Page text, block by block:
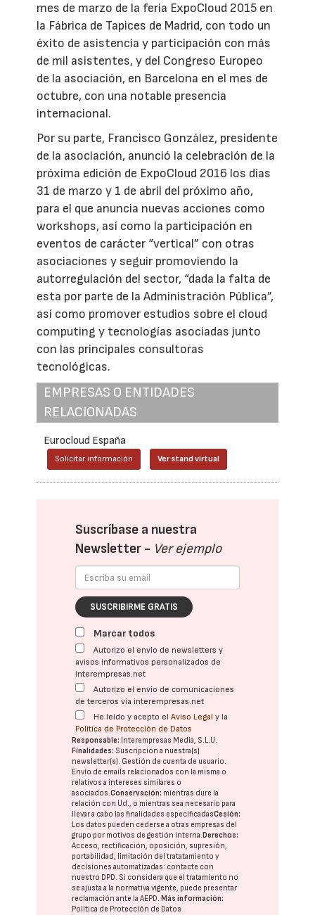
mes de marzo de la feria ExpoCloud 2015 en
la Fábrica de Tapices de Madrid, con todo un
éxito de asistencia y participación con más
de mil asistentes, y del Congreso Europeo
de la asociación, en Barcelona en el mes de
octubre, con una notable presencia
internacional.
Por su parte, Francisco González, presidente
de la asociación, anunció la celebración de la
próxima edición de ExpoCloud 2016 los días
31 de marzo y 1 de abril del próximo año,
para el que anuncia nuevas acciones como
workshops, así como la participación en
eventos de carácter “vertical” con otras
asociaciones y seguir promoviendo la
autorregulación del sector, “dada la falta de
esta por parte de la Administración Pública”,
así como promover estudios sobre el cloud
computing y tecnologías asociadas junto
con las principales consultoras
tecnológicas.
EMPRESAS O ENTIDADES
RELACIONADAS
Eurocloud España
Solicitar información Ver stand virtual
Suscríbase a nuestra
Newsletter - Ver ejemplo
SUSCRIBIRME GRATIS
Marcar todos
Autorizo el envío de newsletters y
avisos informativos personalizados de
interempresas.net
Autorizo el envío de comunicaciones
de terceros vía interempresas.net
He leído y acepto elAviso Legal y la
Política de Protección de Datos
Responsable: Interempresas Media, S.L.U.
Finalidades: Suscripción a nuestra(s)
newsletter(s). Gestión de cuenta de usuario.
Envío de emails relacionados con la misma o
relativos a intereses similares o
asociados.Conservación: mientras dure la
relación con Ud., o mientras sea necesario para
llevar a cabo las finalidades especificadasCesión:
Los datos pueden cederse a otras empresas del
grupo por motivos de gestión interna. Derechos:
Acceso, rectificación, oposición, supresión,
portabilidad, limitación del tratatamiento y
decisiones automatizadas: contacte con
nuestro DPD. Si considera que el tratamiento no
se ajusta a la normativa vigente, puede presentar
reclamación ante laAEPD. Más información:
Política de Protección de Datos